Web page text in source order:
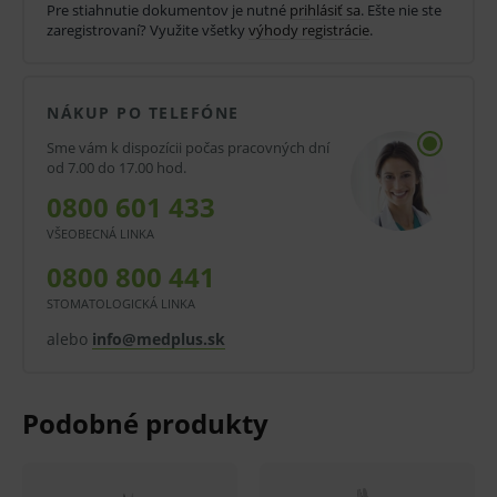
použitie môže byť spojené s rizikami.
tovaru nie je z dôvodu ochrany zdravia alebo
hygienických dôvodov možné odstúpiť od kúpnej
zmluvy v lehote 14 dní.
Pre stiahnutie dokumentov je nutné prihlásiť sa. Ešte nie ste
zaregistrovaní? Využite všetky výhody registrácie.
NÁKUP PO TELEFÓNE
Sme vám k dispozícii počas pracovných dní
od 7.00 do 17.00 hod.
0800 601 433
VŠEOBECNÁ LINKA
0800 800 441
STOMATOLOGICKÁ LINKA
alebo info@medplus.sk